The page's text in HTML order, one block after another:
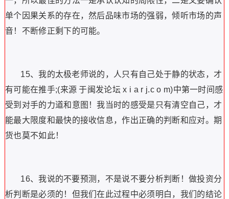
单个因果关系的存在，然后品味市场的强弱，倾听市场的声
音！不断修正剩下的可能。
15、我的太极老师说的，人只有自己处于静的状态，才
有可能在推手;(来源 于闽发论坛 x i a r j.c o m)中第一时间感
受到对手的力道和意图！我当时的感受是只有清空自己，才
能最大限度和最快的接收信息，作出正确的判断和应对。期
货也莫不如此！
16、我说的不要预测，不是说不要分析判断！做投资分
析判断是必须的！但我们在此过程中必须明白，我们的结论